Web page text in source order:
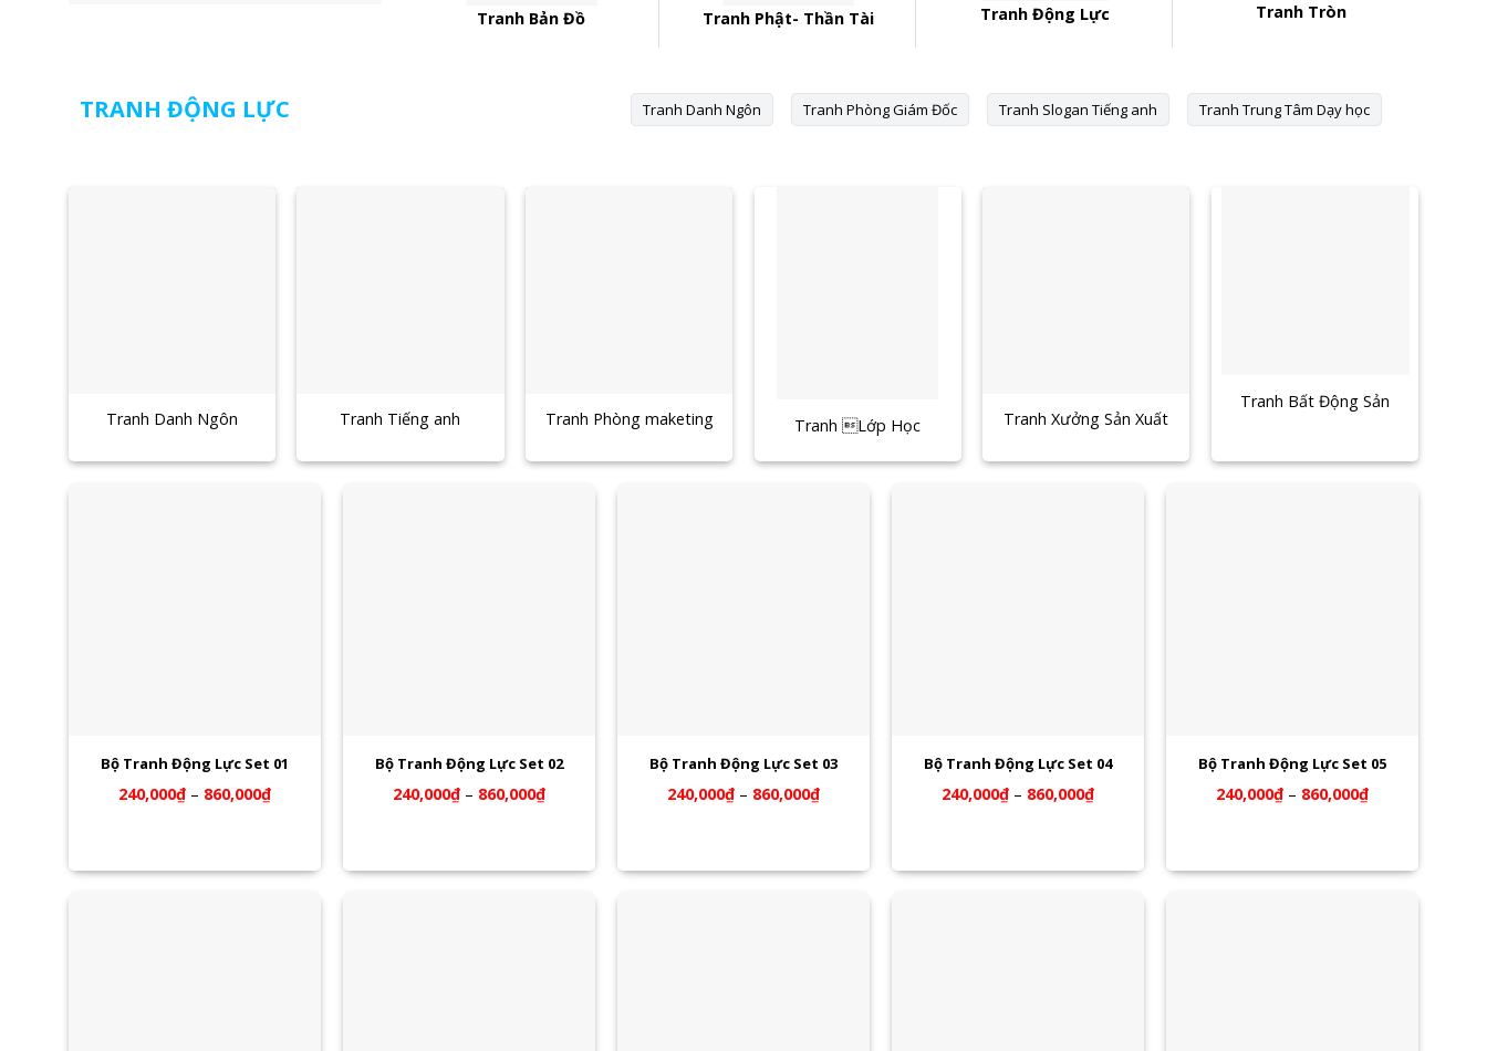
Tranh Bản Đồ Tranh Phật- Thần Tài Tranh Động Lực Tranh Tròn
TRANH ĐỘNG LỰC Tranh Danh Ngôn Tranh Phòng Giám Đốc Tranh Slogan Tiếng anh Tranh Trung Tâm Dạy học
Tranh Danh Ngôn Tranh Tiếng anh Tranh Phòng maketing Tranh Lớp Học Tranh Xưởng Sản Xuất
Tranh Bất Động Sản
Bộ Tranh Động Lực Set 01
240,000₫ – 860,000₫
Bộ Tranh Động Lực Set 02
240,000₫ – 860,000₫
Bộ Tranh Động Lực Set 03
240,000₫ – 860,000₫
Bộ Tranh Động Lực Set 04
240,000₫ – 860,000₫
Bộ Tranh Động Lực Set 05
240,000₫ – 860,000₫